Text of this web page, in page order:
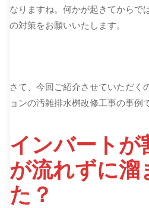
なりますね。何かが起きてからで
の対策をお願いいたします。
さて、今回ご紹介させていただく
ョンの汚雑排水桝改修工事の事例
インバートが
が流れずに溜
た？